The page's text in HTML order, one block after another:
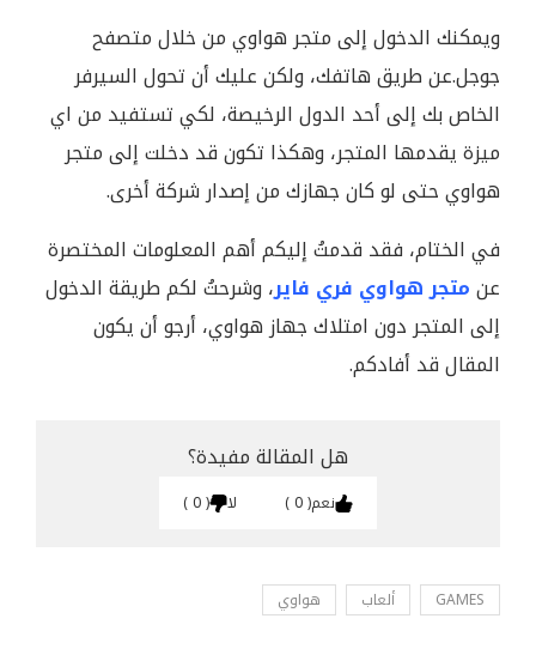
ويمكنك الدخول إلى متجر هواوي من خلال متصفح
جوجل.عن طريق هاتفك، ولكن عليك أن تحول السيرفر
الخاص بك إلى أحد الدول الرخيصة، لكي تستفيد من اي
ميزة يقدمها المتجر، وهكذا تكون قد دخلت إلى متجر
هواوي حتى لو كان جهازك من إصدار شركة أخرى.
في الختام، فقد قدمتُ إليكم أهم المعلومات المختصرة
عنمتجر هواوي فري فاير، وشرحتُ لكم طريقة الدخول
إلى المتجر دون امتلاك جهاز هواوي، أرجو أن يكون
المقال قد أفادكم.
هل المقالة مفيدة؟
نعم 0 لا 0
GAMES ألعاب هواوي